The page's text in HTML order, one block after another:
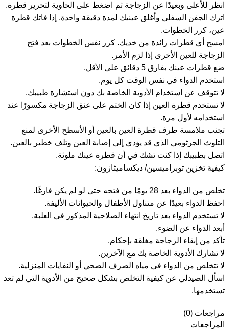
انظر للأعلى وبعيدًا عن الزجاجة ثم اضغط على الحاوية لتحرير قطرة.
اترك الجفن السفلي وأغلق عينيك لمدة دقيقة واحدة. إذا فاتك قطرة
عين، كرر الخطوات.
امسح أي قطرات زائدة من خديك. كرر نفس الخطوات بعد فتح
الزجاجة للعين الأخرى إذا لزم الأمر.
ضع قطرات عينك بفارق 5 دقائق على الأقل.
استخدم الدواء في نفس الوقت كل يوم.
لا تتوقف عن استخدام الأدوية الخاصة بك دون استشارة طبيبك.
لا تستخدم قطرة العين إذا كان الختم على عنق الزجاجة مكسورًا عند
استخدامه لأول مرة.
تجنب ملامسة طرف قطرة العين بالعين أو الأسطح الأخرى لمنع
التلوث الجرثومي الذي قد يؤدي إلى إصابة العين وتلف خطير بالعين.
اتصل بطبيبك إذا كنت تشك في أن قطرة عينك ملوثة.
كيفية تخزين توبراميسين/ ديكساميثازون:
تخلص من الدواء بعد 28 يومًا من فتحه حتى لو لم يكن فارغًا.
احفظ الدواء بعيدًا عن متناول الأطفال والحيوانات الأليفة.
لا تستخدم الدواء بعد تاريخ انتهاء الصلاحية المذكور في العلبة.
أبعد الدواء عن الضوء.
تأكد من إبقاء الزجاجة مغلقة بإحكام.
لا تشارك الأدوية الخاصة بك مع الآخرين.
لا تتخلص من الدواء في مياه الصرف الصحي أو النفايات المنزلية.
اسأل الصيدلي عن كيفية التخلص بشكل صحيح من الأدوية التي لم تعد
تستخدمها.
مراجعات (0)
المراجعات